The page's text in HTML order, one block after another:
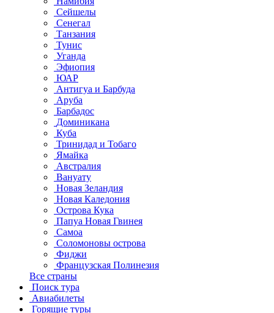
Сейшелы
Сенегал
Танзания
Тунис
Уганда
Эфиопия
ЮАР
Антигуа и Барбуда
Аруба
Барбадос
Доминикана
Куба
Тринидад и Тобаго
Ямайка
Австралия
Вануату
Новая Зеландия
Новая Каледония
Острова Кука
Папуа Новая Гвинея
Самоа
Соломоновы острова
Фиджи
Французская Полинезия
Все страны
Поиск тура
Авиабилеты
Горящие туры